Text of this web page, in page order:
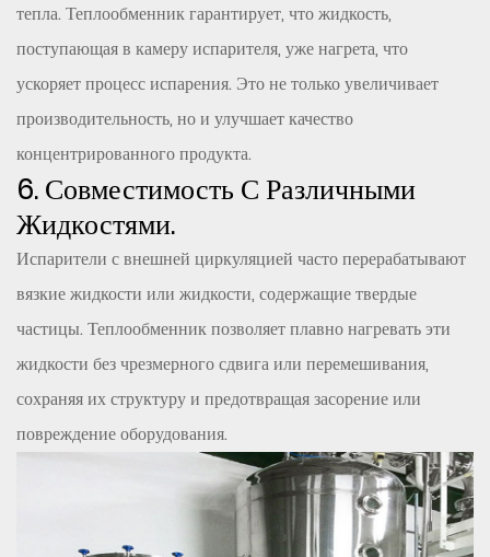
тепла. Теплообменник гарантирует, что жидкость,
поступающая в камеру испарителя, уже нагрета, что
ускоряет процесс испарения. Это не только увеличивает
производительность, но и улучшает качество
концентрированного продукта.
6. Совместимость С Различными
Жидкостями.
Испарители с внешней циркуляцией часто перерабатывают
вязкие жидкости или жидкости, содержащие твердые
частицы. Теплообменник позволяет плавно нагревать эти
жидкости без чрезмерного сдвига или перемешивания,
сохраняя их структуру и предотвращая засорение или
повреждение оборудования.